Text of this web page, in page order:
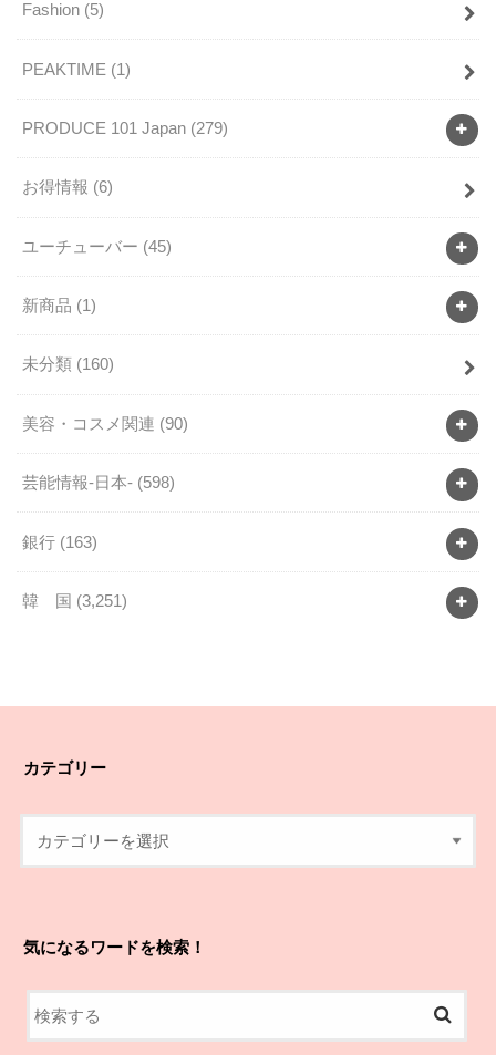
Fashion (5)
PEAKTIME (1)
PRODUCE 101 Japan (279)
お得情報 (6)
ユーチューバー (45)
新商品 (1)
未分類 (160)
美容・コスメ関連 (90)
芸能情報-日本- (598)
銀行 (163)
韓 国 (3,251)
カテゴリー
気になるワードを検索！